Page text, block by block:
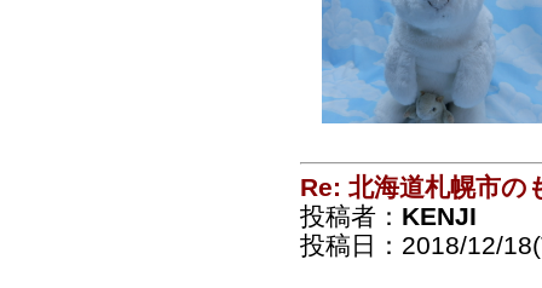
Re: 北海道札幌市の
投稿者： KENJI
投稿日：2018/12/